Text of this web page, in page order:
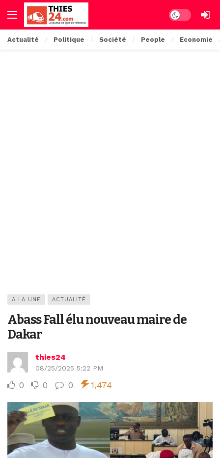
Dark mode
Actualité Politique Société People Economie
A LA UNE ACTUALITÉ
Abass Fall élu nouveau maire de
Dakar
thies24
08/25/2025 5:22 PM
0 0 0 1,474